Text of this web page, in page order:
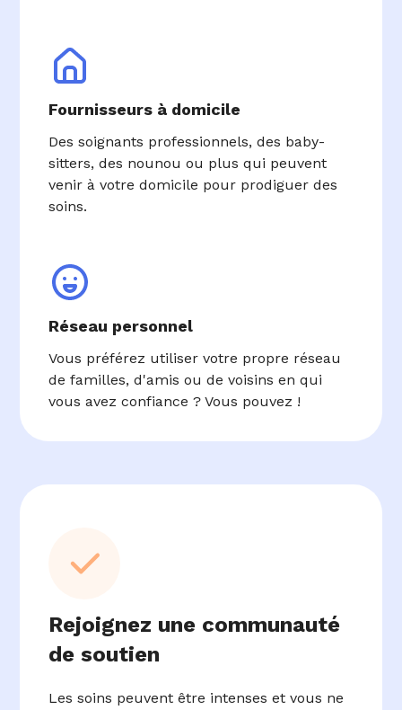
Fournisseurs à domicile
Des soignants professionnels, des baby-
sitters, des nounou ou plus qui peuvent
venir à votre domicile pour prodiguer des
soins.
Réseau personnel
Vous préférez utiliser votre propre réseau
de familles, d'amis ou de voisins en qui
vous avez confiance ? Vous pouvez !
Rejoignez une communauté
de soutien
Les soins peuvent être intenses et vous ne